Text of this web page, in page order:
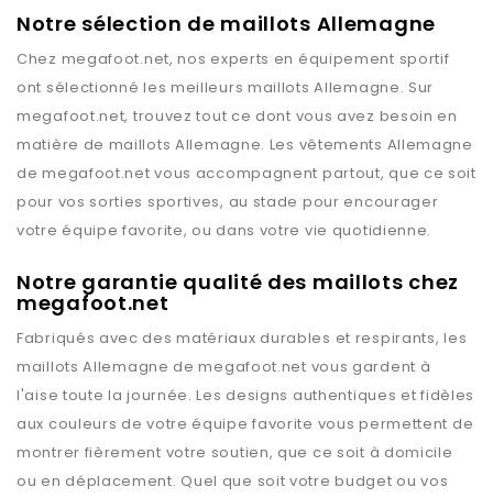
Notre sélection de maillots Allemagne
Chez megafoot.net, nos experts en équipement sportif
ont sélectionné les meilleurs maillotsAllemagne. Sur
megafoot.net, trouvez tout ce dont vous avez besoin en
matière de maillots Allemagne. Les vêtements Allemagne
demegafoot.net vous accompagnent partout, que ce soit
pour vos sorties sportives, au stade pour encourager
votre équipe favorite, ou dans votre vie quotidienne.
Notre garantie qualité des maillots chez
megafoot.net
Fabriqués avec des matériaux durables et respirants, les
maillotsAllemagne demegafoot.net vous gardent à
l'aise toute la journée. Les designs authentiques et fidèles
aux couleurs de votre équipe favorite vous permettent de
montrer fièrement votre soutien, que ce soit à domicile
ou en déplacement. Quel que soit votre budget ou vos